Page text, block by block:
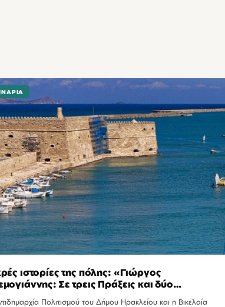
ιστορίες της πόλης: «Γιώργος
Σε τρεις Πράξεις και δύο
Πολιτισμού του Δήμου Ηρακλείου και η Βικελαία